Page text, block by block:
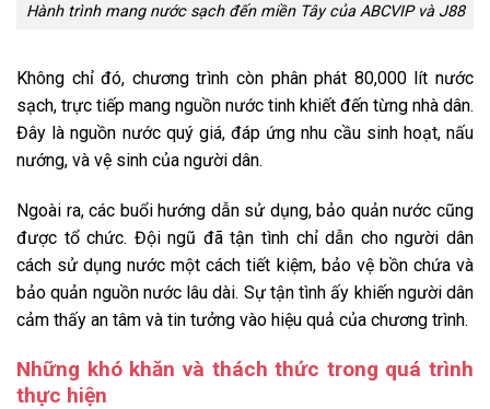
Hành trình mang nước sạch đến miền Tây của ABCVIP và J88
Không chỉ đó, chương trình còn phân phát 80,000 lít nước
sạch, trực tiếp mang nguồn nước tinh khiết đến từng nhà dân.
Đây là nguồn nước quý giá, đáp ứng nhu cầu sinh hoạt, nấu
nướng, và vệ sinh của người dân.
Ngoài ra, các buổi hướng dẫn sử dụng, bảo quản nước cũng
được tổ chức. Đội ngũ đã tận tình chỉ dẫn cho người dân
cách sử dụng nước một cách tiết kiệm, bảo vệ bồn chứa và
bảo quản nguồn nước lâu dài. Sự tận tình ấy khiến người dân
cảm thấy an tâm và tin tưởng vào hiệu quả của chương trình.
Những khó khăn và thách thức trong quá trình
thực hiện